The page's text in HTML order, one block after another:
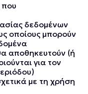
που
δεδομένων
οποίους μπορούν
αποθηκευτούν (ή
για τον
με τη χρήση